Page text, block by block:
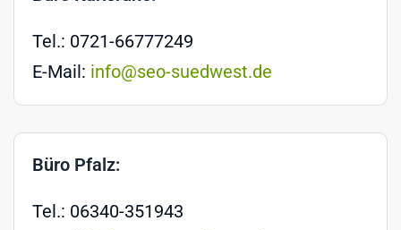
Tel.: 0721-66777249
E-Mail: info@seo-suedwest.de
Büro Pfalz:
Tel.: 06340-351943